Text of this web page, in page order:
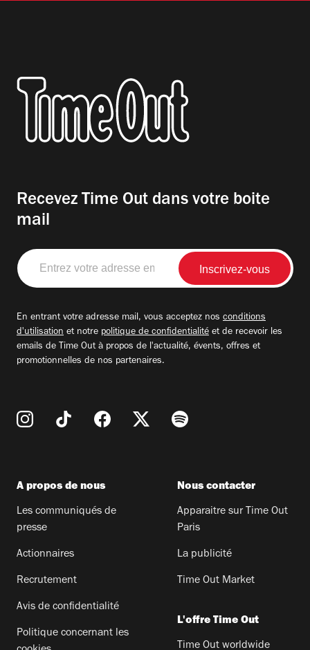
Recevez Time Out dans votre boite
mail
Entrez
votre
adresse
En entrant votre adresse mail, vous acceptez nos conditions
d'utilisation et notre politique de confidentialité et de recevoir les
emails de Time Out à propos de l'actualité, évents, offres et
promotionnelles de nos partenaires.
A propos de nous
Les communiqués de
presse
Actionnaires
Recrutement
Avis de confidentialité
Politique concernant les
Nous contacter
Apparaitre sur Time Out
Paris
La publicité
Time Out Market
L'offre Time Out
Time Out worldwide